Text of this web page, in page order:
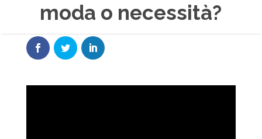
moda o necessità?